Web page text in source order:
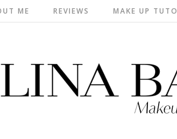
ME REVIEWS MAKE UP